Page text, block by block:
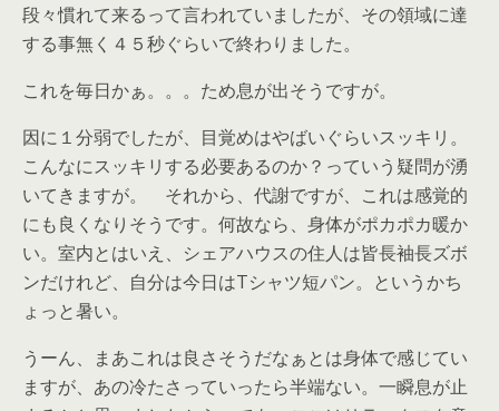
段々慣れて来るって言われていましたが、その領域に達
する事無く４５秒ぐらいで終わりました。
これを毎日かぁ。。。ため息が出そうですが。
因に１分弱でしたが、目覚めはやばいぐらいスッキリ。
こんなにスッキリする必要あるのか？っていう疑問が湧
いてきますが。 それから、代謝ですが、これは感覚的
にも良くなりそうです。何故なら、身体がポカポカ暖か
い。室内とはいえ、シェアハウスの住人は皆長袖長ズボ
ンだけれど、自分は今日はTシャツ短パン。というかち
ょっと暑い。
うーん、まあこれは良さそうだなぁとは身体で感じてい
ますが、あの冷たさっていったら半端ない。一瞬息が止